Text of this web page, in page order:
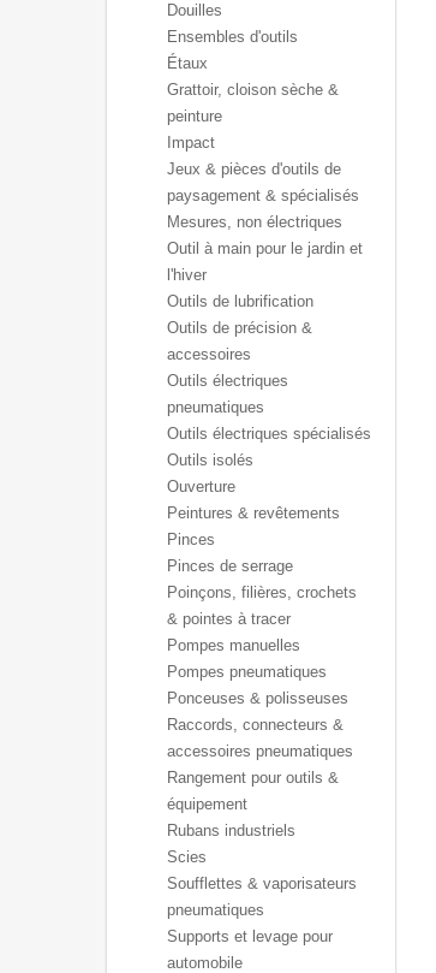
Douilles
Ensembles d'outils
Étaux
Grattoir, cloison sèche &
peinture
Impact
Jeux & pièces d'outils de
paysagement & spécialisés
Mesures, non électriques
Outil à main pour le jardin et
l'hiver
Outils de lubrification
Outils de précision &
accessoires
Outils électriques
pneumatiques
Outils électriques spécialisés
Outils isolés
Ouverture
Peintures & revêtements
Pinces
Pinces de serrage
Poinçons, filières, crochets
& pointes à tracer
Pompes manuelles
Pompes pneumatiques
Ponceuses & polisseuses
Raccords, connecteurs &
accessoires pneumatiques
Rangement pour outils &
équipement
Rubans industriels
Scies
Soufflettes & vaporisateurs
pneumatiques
Supports et levage pour
automobile